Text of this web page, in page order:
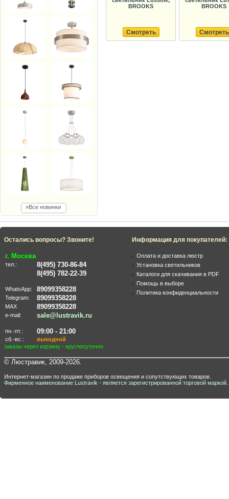
»Все новинки
BROOKS
Смотреть
BROOKS
Смотреть
Остались вопросы? Звоните!
г. Москва
тел.:
8(495) 730-86-84
8(495) 782-22-39
WhatsApp: 89099358228
Telegram: 89099358228
MAX 89099358228
e-mail: sale@lustravik.ru
пн.-пт.: 09:00 - 21:00
сб.-вс.:
выходной
заказы через корзину - круглосуточно
Информация для покупателей:
Оплата и доставка люстр
Установка светильников
Каталоги для скачивания в PDF
Помощь в выборе
Политика конфиденциальности
© Люстравик, 2009-2026.
Интернет-магазин по продаже приборов освещения и сопутствующих товаров.
Фирменное наименование Lustravik - является зарегистрированной торговой